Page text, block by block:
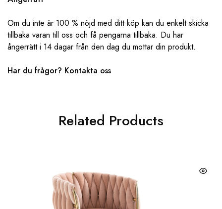
Om du inte är 100 % nöjd med ditt köp kan du enkelt skicka
tillbaka varan till oss och få pengarna tillbaka. Du har
ångerrätt i 14 dagar från den dag du mottar din produkt.
Har du frågor? ‌‌ Kontakta oss
Related Products